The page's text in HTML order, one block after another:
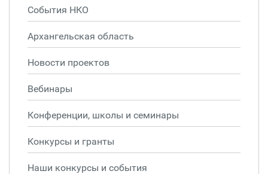
События НКО
Архангельская область
Новости проектов
Вебинары
Конференции, школы и семинары
Конкурсы и гранты
Наши конкурсы и события